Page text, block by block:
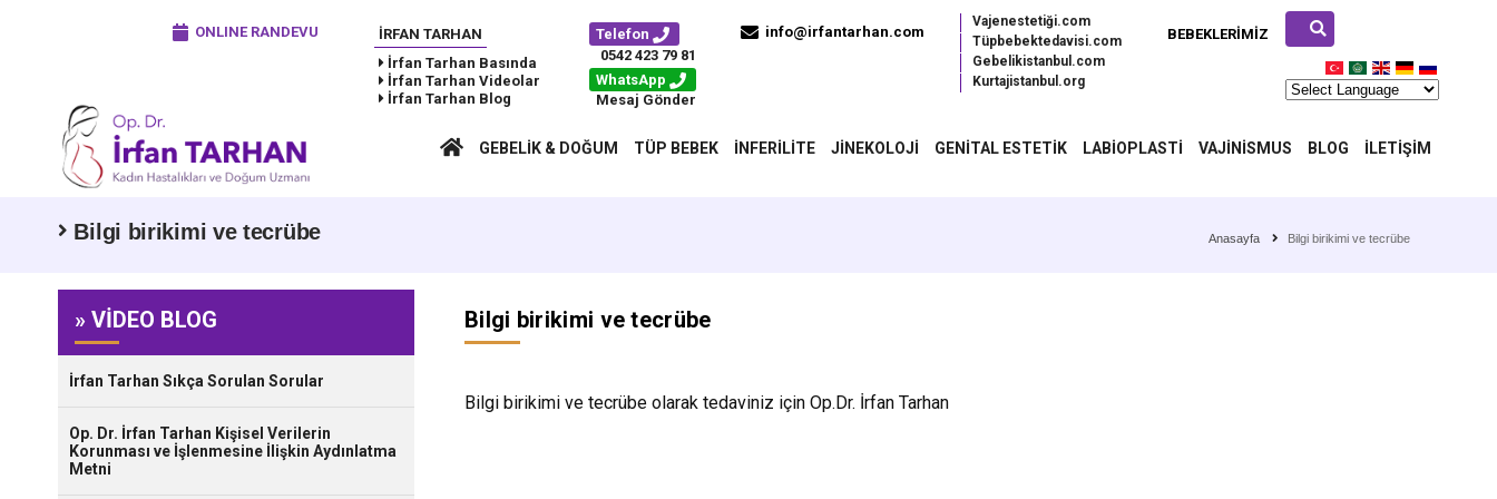
ONLINE RANDEVU
İRFAN TARHAN
İrfan Tarhan Basında
İrfan Tarhan Videolar
İrfan Tarhan Blog
BEBEKLERIMIZ
Vajenestetiği.com
Tüpbebektedavisi.com
Gebelikistanbul.com
Kurtajistanbul.org
Telefon
0542 423 79 81
WhatsApp
Mesaj Gönder
info@irfantarhan.com
GEBELIK & DOĞUM TÜP BEBEK İNFERILITE JINEKOLOJI GENITAL ESTETIK LABIOPLASTI VAJINISMUS BLOG İLETIŞIM
Bilgi birikimi ve tecrübe Anasayfa Bilgi birikimi ve tecrübe
» VİDEO BLOG
İrfan Tarhan Sıkça Sorulan Sorular
Op. Dr. İrfan Tarhan Kişisel Verilerin
Korunması ve İşlenmesine İlişkin Aydınlatma
Metni
Bilgi birikimi ve tecrübe
Bilgi birikimi ve tecrübe olarak tedaviniz için Op.Dr. İrfan Tarhan